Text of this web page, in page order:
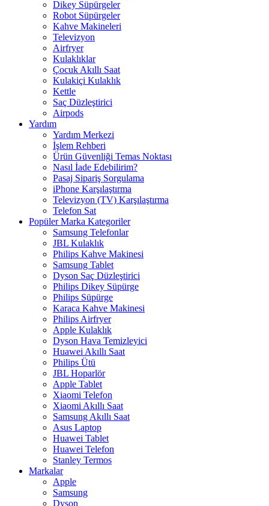
Dikey Süpürgeler
Robot Süpürgeler
Kahve Makineleri
Televizyon
Airfryer
Kulaklıklar
Çocuk Akıllı Saat
Kulakiçi Kulaklık
Kettle
Saç Düzleştirici
Airpods
Yardım
Yardım Merkezi
İşlem Rehberi
Ürün Güvenliği Temas Noktası
Nasıl İade Edebilirim?
Pasaj Sipariş Sorgulama
iPhone Karşılaştırma
Televizyon (TV) Karşılaştırma
Telefon Sat
Popüler Marka Kategoriler
Samsung Telefonlar
JBL Kulaklık
Philips Kahve Makinesi
Samsung Tablet
Dyson Saç Düzleştirici
Philips Dikey Süpürge
Philips Süpürge
Karaca Kahve Makinesi
Philips Airfryer
Apple Kulaklık
Dyson Hava Temizleyici
Huawei Akıllı Saat
Philips Ütü
JBL Hoparlör
Apple Tablet
Xiaomi Telefon
Xiaomi Akıllı Saat
Samsung Akıllı Saat
Asus Laptop
Huawei Tablet
Huawei Telefon
Stanley Termos
Markalar
Apple
Samsung
Dyson